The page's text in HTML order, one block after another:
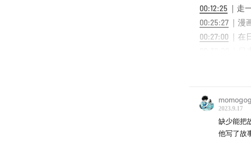
00:12:25 ｜走
00:25:27 ｜漫
00:27:00 ｜在
｜
｜
00:42:27
00:47:47｜第
01:13:25｜第
01:27:08｜从
2023.9.17
缺少能把
他写了故